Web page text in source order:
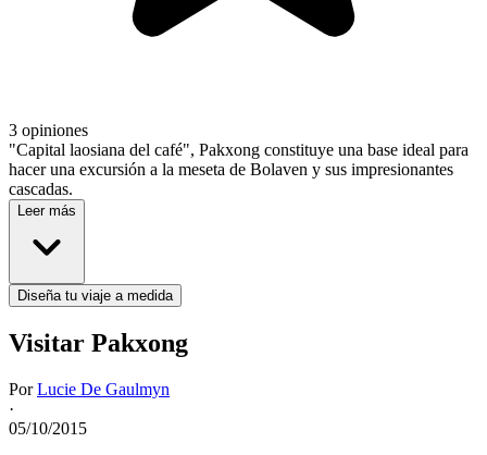
3 opiniones
"Capital laosiana del café", Pakxong constituye una base ideal para
hacer una excursión a la meseta de Bolaven ​​y sus impresionantes
cascadas.
Leer más
Diseña tu viaje a medida
Visitar Pakxong
PorLucie De Gaulmyn
·
05/10/2015